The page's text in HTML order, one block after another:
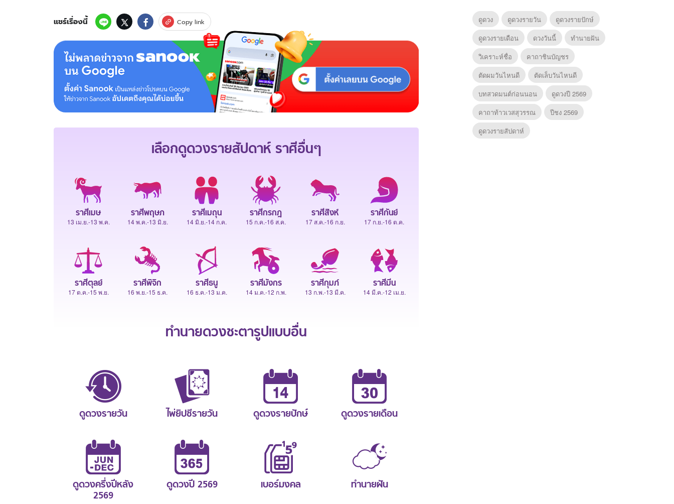
แชร์เรื่องนี้ Copy link
เลือกดูดวงรายสัปดาห์ราศีอื่นๆ
ราศีเมษ
13 เม.ย.-13 พ.ค.
ราศีพฤษภ
14 พ.ค.-13 มิ.ย.
ราศีเมถุน
14 มิ.ย.-14 ก.ค.
ราศีกรกฎ
15 ก.ค.-16 ส.ค.
ราศีสิงห์
17 ส.ค.-16 ก.ย.
ราศีกันย์
17 ก.ย.-16 ต.ค.
ราศีตุลย์
17 ต.ค.-15 พ.ย.
ราศีพิจิก
16 พ.ย.-15 ธ.ค.
ราศีธนู
16 ธ.ค.-13 ม.ค.
ราศีมังกร
14 ม.ค.-12 ก.พ.
ราศีกุมภ์
13 ก.พ.-13 มี.ค.
ราศีมีน
14 มี.ค.-12 เม.ย.
ทำนายดวงชะตารูปแบบอื่น
ดูดวงรายวัน ไพ่ยิปซีรายวัน ดูดวงรายปักษ์ ดูดวงรายเดือน
ดูดวงครึ่งปีหลัง
2569
ดูดวงปี 2569 เบอร์มงคล ทำนายฝัน
ดูดวง ดูดวงรายวัน
ดูดวงรายปักษ์
ดูดวงรายเดือน
ดวงวันนี้
ทํานายฝัน
วิเคราะห์ชื่อ
คาถาชินบัญชร
ตัดผมวันไหนดี
ตัดเล็บวันไหนดี
บทสวดมนต์ก่อนนอน
ดูดวงปี 2569
คาถาท้าวเวสสุวรรณ
ปีชง 2569
ดูดวงรายสัปดาห์